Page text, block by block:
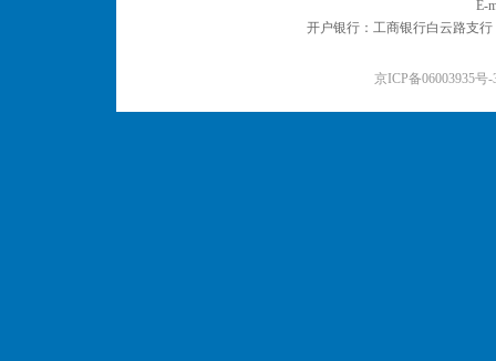
E-
开户银行：工商银行白云路支
京ICP备06003935号-